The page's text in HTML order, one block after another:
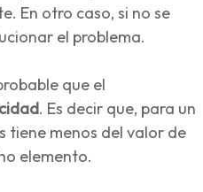
En otro caso, si no se
el problema.
que el
. Es decir que, para un
tiene menos del valor de
elemento.